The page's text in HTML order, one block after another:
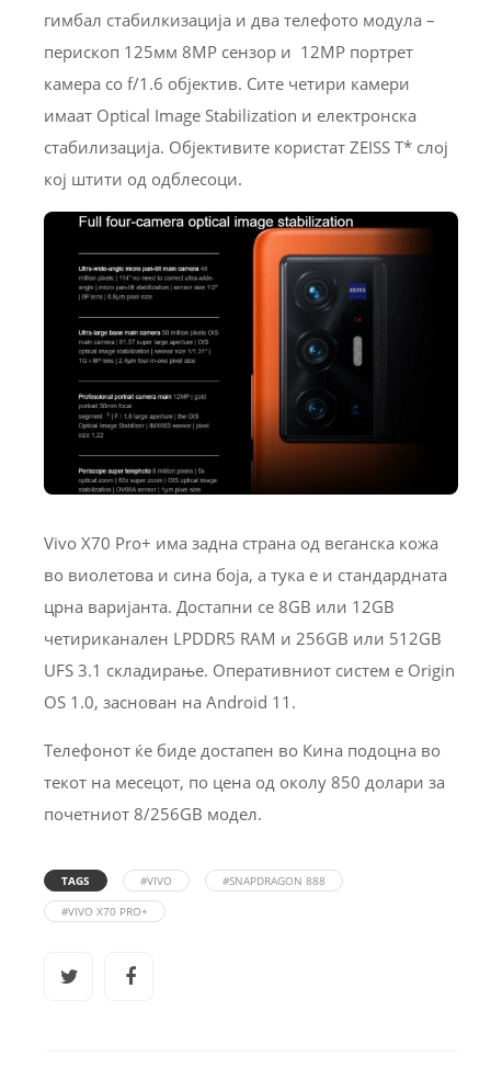
гимбал стабилкизација и два телефото модула –
перископ 125мм 8MP сензор и 12MP портрет
камера со f/1.6 објектив. Сите четири камери
имаат Optical Image Stabilization и електронска
стабилизација. Објективите користат ZEISS T* слој
кој штити од одблесоци.
Vivo X70 Pro+ има задна страна од веганска кожа
во виолетова и сина боја, а тука е и стандардната
црна варијанта. Достапни се 8GB или 12GB
четириканален LPDDR5 RAM и 256GB или 512GB
UFS 3.1 складирање. Оперативниот систем е Origin
OS 1.0, заснован на Android 11.
Телефонот ќе биде достапен во Кина подоцна во
текот на месецот, по цена од околу 850 долари за
почетниот 8/256GB модел.
TAGS #VIVO
#SNAPDRAGON 888
#VIVO X70 PRO+